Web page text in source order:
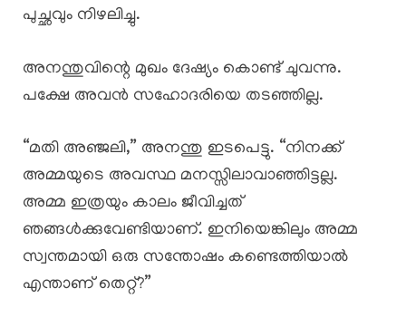
പുച്ഛവും നിഴലിച്ചു.
അനന്തുവിന്റെ മുഖം ദേഷ്യം കൊണ്ട് ചുവന്നു.
പക്ഷേ അവൻ സഹോദരിയെ തടഞ്ഞില്ല.
“മതി അഞ്ജലി,” അനന്തു ഇടപെട്ടു. “നിനക്ക്
അമ്മയുടെ അവസ്ഥ മനസ്സിലാവാഞ്ഞിട്ടല്ല.
അമ്മ ഇത്രയും കാലം ജീവിച്ചത്
ഞങ്ങൾക്കുവേണ്ടിയാണ്. ഇനിയെങ്കിലും അമ്മ
സ്വന്തമായി ഒരു സന്തോഷം കണ്ടെത്തിയാൽ
എന്താണ് തെറ്റ്?”